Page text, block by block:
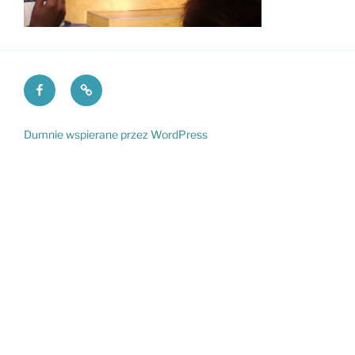
Facebook
VI
Fundacja
PKO
Dumnie wspierane przez WordPress